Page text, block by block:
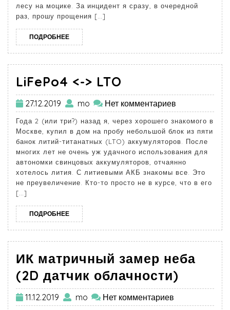
лесу на моцике. За инцидент я сразу, в очередной
раз, прошу прощения […]
ПОДРОБНЕЕ
LiFePo4 <-> LTO
27.12.2019 mo Нет комментариев
Года 2 (или три?) назад я, через хорошего знакомого в
Москве, купил в дом на пробу небольшой блок из пяти
банок литий-титанатных (LTO) аккумуляторов. После
многих лет не очень уж удачного использования для
автономки свинцовых аккумуляторов, отчаянно
хотелось лития. С литиевыми АКБ знакомы все. Это
не преувеличение. Кто-то просто не в курсе, что в его
[…]
ПОДРОБНЕЕ
ИК матричный замер неба
(2D датчик облачности)
11.12.2019 mo Нет комментариев